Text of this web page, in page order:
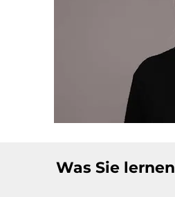
Was Sie lernen